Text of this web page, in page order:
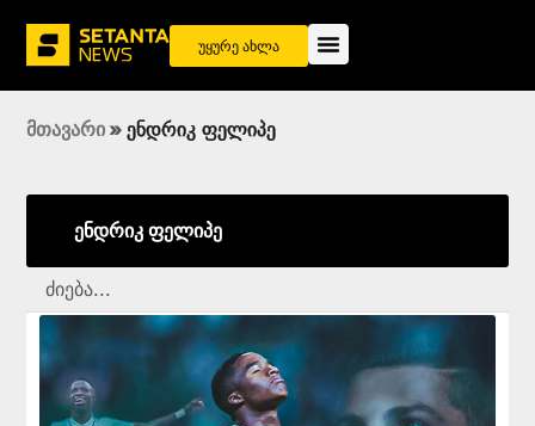
უყურე ახლა
მთავარი » ენდრიკ ფელიპე
ენდრიკ ფელიპე